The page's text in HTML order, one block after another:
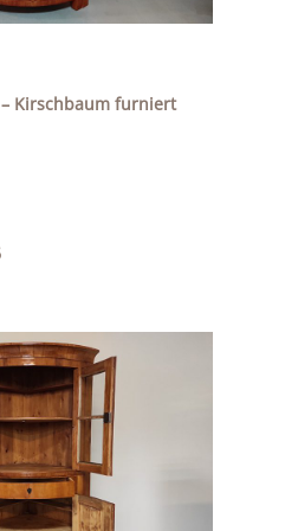
Kirschbaum furniert